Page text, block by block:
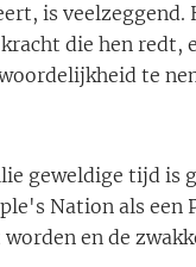
is
die hen redt,
te
geweldige tijd is
Nation als een
en de